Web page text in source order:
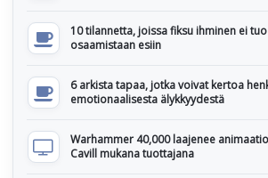
10 tilannetta, joissa fiksu ihminen ei
osaamistaan esiin
6 arkista tapaa, jotka voivat kertoa
emotionaalisesta älykkyydestä
Warhammer 40,000 laajenee
Cavill mukana tuottajana